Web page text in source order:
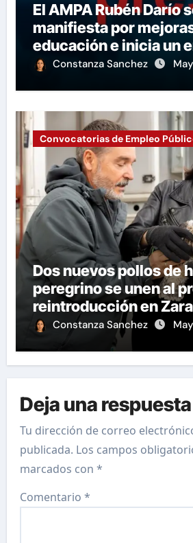
El AMPA Rubén Darío
manifiesta por
educación e inicia un
apoyo a la huelga.
Constanza Sanchez
Convocatorias de Empleo
Dos nuevos pollos de
peregrino se unen al
reintroducción en
Constanza Sanchez
Deja una respuesta
Tu dirección de correo
publicada. Los campos
marcados con*
Comentario*